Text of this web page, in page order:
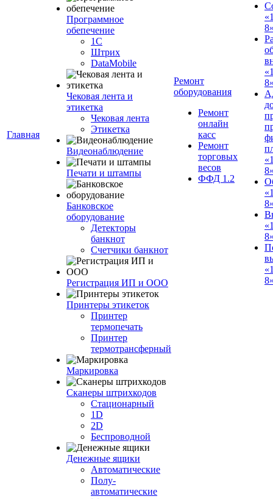
Главная
Программное
обепечение
1С
Штрих
DataMobile
Чековая лента и
этикетка
Чековая лента
Этикетка
Видеонаблюдение
Печати и штампы
Банковское
оборудование
Детекторы
банкнот
Счетчики банкнот
Регистрация ИП и ООО
Принтеры этикеток
Принтер
термопечать
Принтер
термотрансферный
Маркировка
Сканеры штрихкодов
Стационарный
1D
2D
Беспроводной
Денежные ящики
Автоматические
Полу-
автоматические
Ремонт
оборудования
Ремонт
онлайн
касс
Ремонт
торговых
весов
ФФД 1.2